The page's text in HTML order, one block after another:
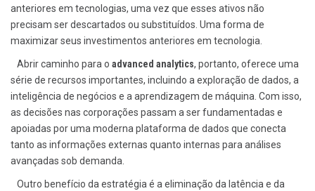
anteriores em tecnologias, uma vez que esses ativos não
precisam ser descartados ou substituídos. Uma forma de
maximizar seus investimentos anteriores em tecnologia.
Abrir caminho para o advanced analytics, portanto, oferece uma
série de recursos importantes, incluindo a exploração de dados, a
inteligência de negócios e a aprendizagem de máquina. Com isso,
as decisões nas corporações passam a ser fundamentadas e
apoiadas por uma moderna plataforma de dados que conecta
tanto as informações externas quanto internas para análises
avançadas sob demanda.
Outro benefício da estratégia é a eliminação da latência e da